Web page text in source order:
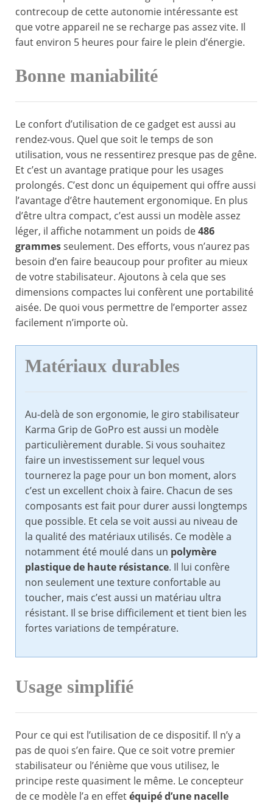
contrecoup de cette autonomie intéressante est
que votre appareil ne se recharge pas assez vite. Il
faut environ 5 heures pour faire le plein d’énergie.
Bonne maniabilité
Le confort d’utilisation de ce gadget est aussi au
rendez-vous. Quel que soit le temps de son
utilisation, vous ne ressentirez presque pas de gêne.
Et c’est un avantage pratique pour les usages
prolongés. C’est donc un équipement qui offre aussi
l’avantage d’être hautement ergonomique. En plus
d’être ultra compact, c’est aussi un modèle assez
léger, il affiche notamment un poids de486
grammesseulement. Des efforts, vous n’aurez pas
besoin d’en faire beaucoup pour profiter au mieux
de votre stabilisateur. Ajoutons à cela que ses
dimensions compactes lui confèrent une portabilité
aisée. De quoi vous permettre de l’emporter assez
facilement n’importe où.
Matériaux durables
Au-delà de son ergonomie, le giro stabilisateur
Karma Grip de GoPro est aussi un modèle
particulièrement durable. Si vous souhaitez
faire un investissement sur lequel vous
tournerez la page pour un bon moment, alors
c’est un excellent choix à faire. Chacun de ses
composants est fait pour durer aussi longtemps
que possible. Et cela se voit aussi au niveau de
la qualité des matériaux utilisés. Ce modèle a
notamment été moulé dans un polymère
plastique de haute résistance. Il lui confère
non seulement une texture confortable au
toucher, mais c’est aussi un matériau ultra
résistant. Il se brise difficilement et tient bien les
fortes variations de température.
Usage simplifié
Pour ce qui est l’utilisation de ce dispositif. Il n’y a
pas de quoi s’en faire. Que ce soit votre premier
stabilisateur ou l’énième que vous utilisez, le
principe reste quasiment le même. Le concepteur
de ce modèle l’a en effetéquipé d’une nacelle